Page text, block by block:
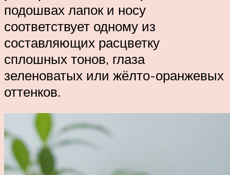
подошвах лапок и носу
соответствует одному из
составляющих расцветку
сплошных тонов, глаза
зеленоватых или жёлто-оранжевых
оттенков.